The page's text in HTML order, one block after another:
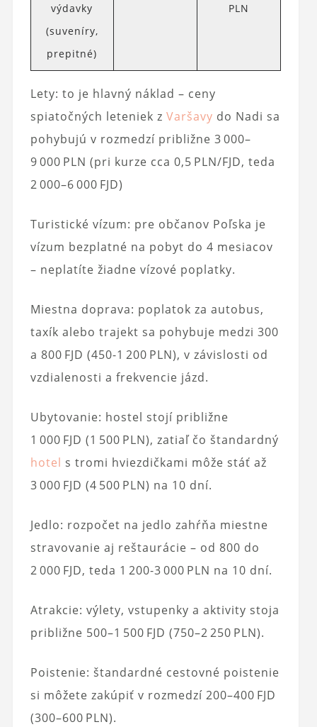
výdavky
(suveníry,
prepitné)
PLN
Lety: to je hlavný náklad – ceny
spiatočných leteniek z Varšavy do Nadi sa
pohybujú v rozmedzí približne 3 000–
9 000 PLN (pri kurze cca 0,5 PLN/FJD, teda
2 000–6 000 FJD)
Turistické vízum: pre občanov Poľska je
vízum bezplatné na pobyt do 4 mesiacov
– neplatíte žiadne vízové poplatky.
Miestna doprava: poplatok za autobus,
taxík alebo trajekt sa pohybuje medzi 300
a 800 FJD (450-1 200 PLN), v závislosti od
vzdialenosti a frekvencie jázd.
Ubytovanie: hostel stojí približne
1 000 FJD (1 500 PLN), zatiaľ čo štandardný
hotel s tromi hviezdičkami môže stáť až
3 000 FJD (4 500 PLN) na 10 dní.
Jedlo: rozpočet na jedlo zahŕňa miestne
stravovanie aj reštaurácie – od 800 do
2 000 FJD, teda 1 200-3 000 PLN na 10 dní.
Atrakcie: výlety, vstupenky a aktivity stoja
približne 500–1 500 FJD (750–2 250 PLN).
Poistenie: štandardné cestovné poistenie
si môžete zakúpiť v rozmedzí 200–400 FJD
(300–600 PLN).